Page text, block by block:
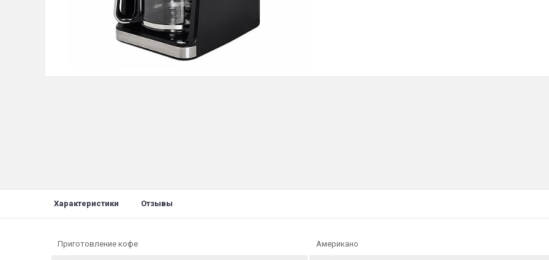
Да, когда кофе будет
Характеристики Отзывы
Приготовление кофе Американо